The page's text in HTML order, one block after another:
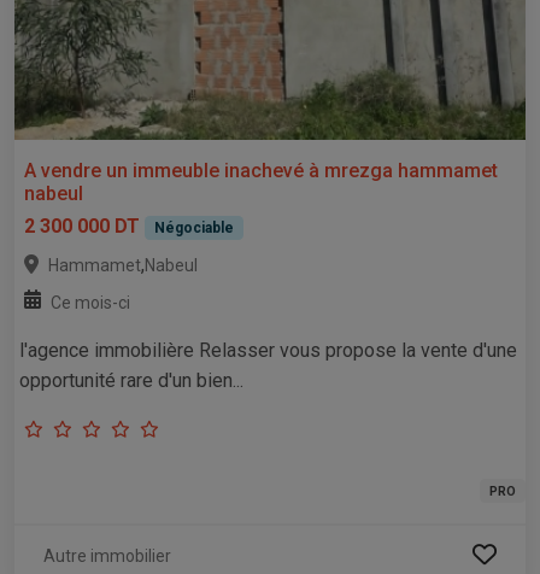
A vendre un immeuble inachevé à mrezga hammamet
nabeul
2 300 000 DT
Négociable
Hammamet,Nabeul
Ce mois-ci
l'agence immobilière Relasser vous propose la vente d'une
opportunité rare d'un bien...
PRO
Autre immobilier